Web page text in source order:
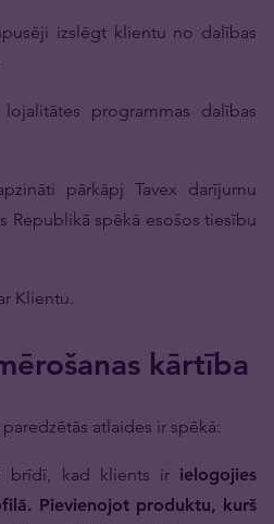
izslēgt klientu no dalības
programmas dalības
pārkāpj Tavex darījumu
Republikā spēkā esošos tiesību
Klientu.
kārtība
atlaides ir spēkā:
brīdī, kad klients ir ielogojies
Pievienojot produktu, kurš